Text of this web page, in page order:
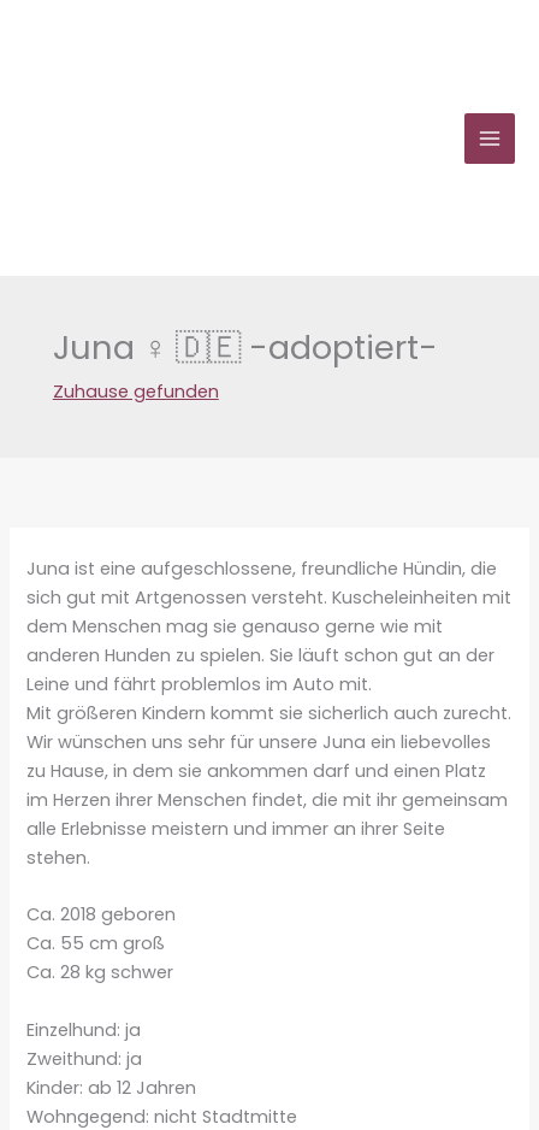
Juna ♀ 🇩🇪 -adoptiert-
Zuhause gefunden
Juna ist eine aufgeschlossene, freundliche Hündin, die
sich gut mit Artgenossen versteht. Kuscheleinheiten mit
dem Menschen mag sie genauso gerne wie mit
anderen Hunden zu spielen. Sie läuft schon gut an der
Leine und fährt problemlos im Auto mit.
Mit größeren Kindern kommt sie sicherlich auch zurecht.
Wir wünschen uns sehr für unsere Juna ein liebevolles
zu Hause, in dem sie ankommen darf und einen Platz
im Herzen ihrer Menschen findet, die mit ihr gemeinsam
alle Erlebnisse meistern und immer an ihrer Seite
stehen.
Ca. 2018 geboren
Ca. 55 cm groß
Ca. 28 kg schwer
Einzelhund: ja
Zweithund: ja
Kinder: ab 12 Jahren
Wohngegend: nicht Stadtmitte